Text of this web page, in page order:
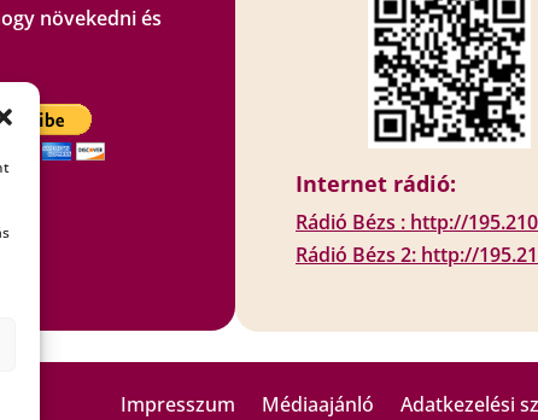
növekedni és
Internet rádió:
Rádió Bézs : http://
Rádió Bézs 2: http://
Impresszum Médiaajánló Adatkezelési